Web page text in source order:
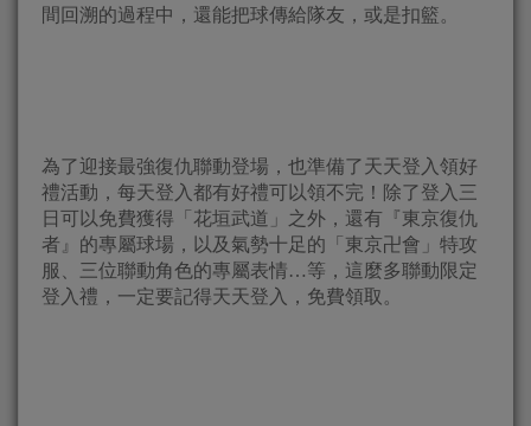
間回溯的過程中，還能把球傳給隊友，或是扣籃。
為了迎接最強復仇聯動登場，也準備了天天登入領好
禮活動，每天登入都有好禮可以領不完！除了登入三
日可以免費獲得「花垣武道」之外，還有『東京復仇
者』的專屬球場，以及氣勢十足的「東京卍會」特攻
服、三位聯動角色的專屬表情…等，這麼多聯動限定
登入禮，一定要記得天天登入，免費領取。